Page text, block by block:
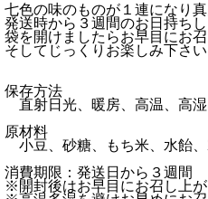
七色の味のものが１連になり
発送時から３週間のお日持ちし
袋を開けましたらお早目にお
そしてじっくりお楽しみ下さい
保存方法
直射日光、暖房、高温、高湿
原材料
小豆、砂糖、もち米、水飴
消費期限：発送日から３週間
※開封後はお早目にお召し上